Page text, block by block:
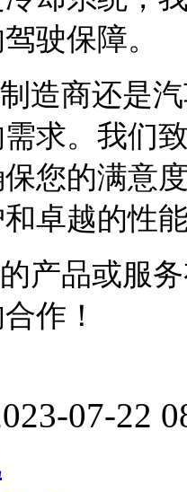
驶保障。
造商还是
求。我们
您的满意
卓越的性
产品或服
作！
07-22